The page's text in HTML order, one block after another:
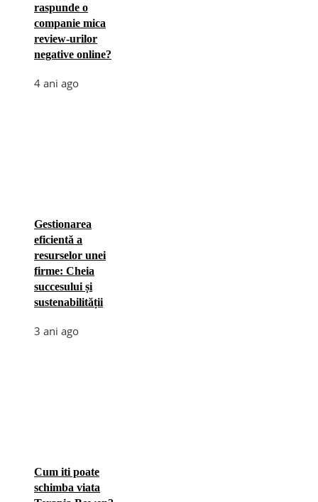
raspunde o
companie mica
review-urilor
negative online?
4 ani ago
Gestionarea
eficientă a
resurselor unei
firme: Cheia
succesului și
sustenabilității
3 ani ago
Cum iti poate
schimba viata